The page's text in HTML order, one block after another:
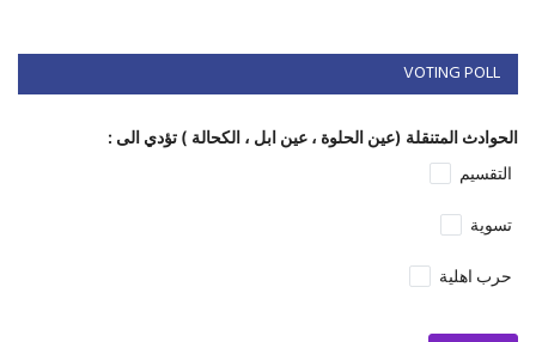
VOTING POLL
الحوادث المتنقلة (عين الحلوة ، عين ابل ، الكحالة ) تؤدي الى :
التقسيم
تسوية
حرب اهلية